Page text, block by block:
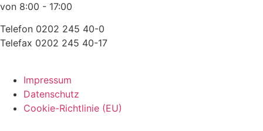
von 8:00 - 17:00
Telefon 0202 245 40-0
Telefax 0202 245 40-17
Impressum
Datenschutz
Cookie-Richtlinie (EU)